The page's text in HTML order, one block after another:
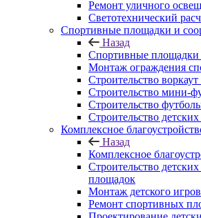
Ремонт уличного
Светотехнический
Спортивные площадки и
Назад
Спортивные площадки
Монтаж ограждения
Строительство
Строительство мини-
Строительство
Строительство
Комплексное
Назад
Комплексное
Строительство
площадок
Монтаж детского
Ремонт спортивных